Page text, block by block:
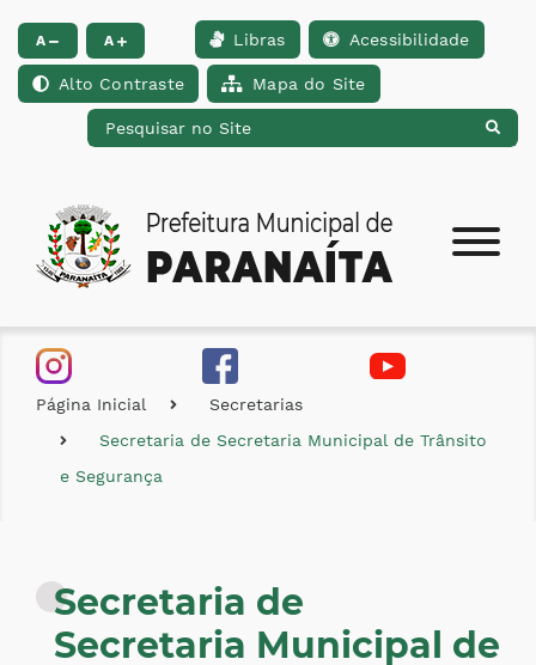
Ir para o conteúdo [alt+1] Ir para o menu [alt+2] Ir para a busca
A A Libras Acessibilidade
Alto Contraste Mapa do Site
Página Inicial
Secretarias
Secretaria de Secretaria Municipal de Trânsito
e Segurança
Secretaria de
Secretaria Municipal de